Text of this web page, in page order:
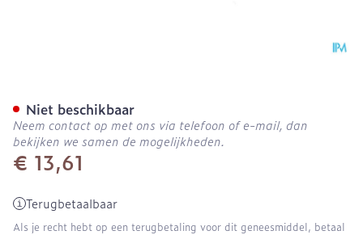
€ 13,61
Terugbetaalbaar
Als je recht hebt op een terugbetaling voor dit geneesmiddel, betaal
Niet beschikbaar
Neem contact op met ons via telefoon of e-mail, dan
bekijken we samen de mogelijkheden.